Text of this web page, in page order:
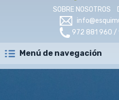
SOBRE NOSOTROS
972 881 960
Menú de navegación